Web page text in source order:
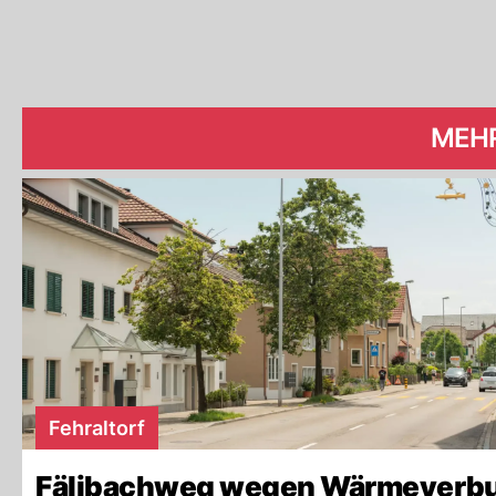
Fehraltorf
Fälibachweg wegen